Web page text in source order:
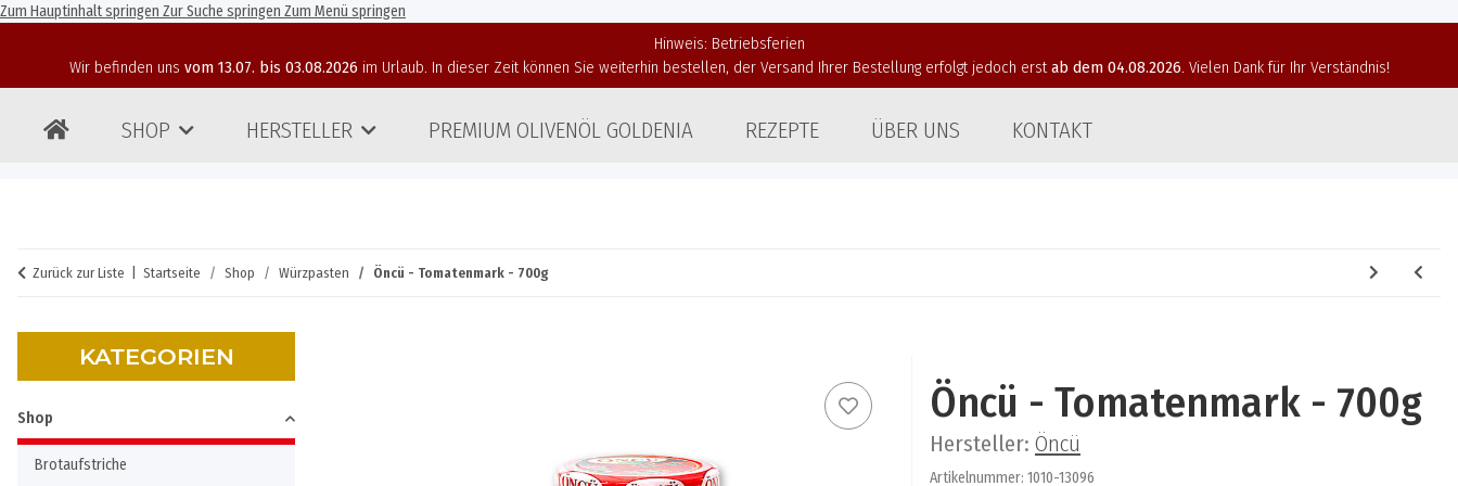
Zum Hauptinhalt springen Zur Suche springen Zum Menü springen
Hinweis: Betriebsferien
Wir befinden uns vom 13.07. bis 03.08.2026 im Urlaub. In dieser Zeit können Sie weiterhin bestellen, der Versand Ihrer Bestellung erfolgt jedoch erstab dem 04.08.2026. Vielen Dank für Ihr Verständnis!
SHOP HERSTELLER PREMIUM OLIVENÖL GOLDENIA REZEPTE ÜBER UNS KONTAKT
Zurück zur Liste Startseite Shop Würzpasten Öncü - Tomatenmark - 700g
Öncü - Tomatenmark - 700g
Hersteller: Öncü
Artikelnummer: 1010-13096
KATEGORIEN
Shop
Brotaufstriche